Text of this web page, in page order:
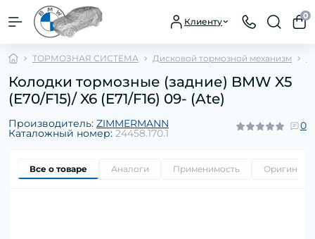
Клиенту
0
ТОРМОЗНАЯ СИСТЕМА Дисковой тормозной механизм
Колодки тормозные (задние) BMW X5
(E70/F15)/ X6 (E71/F16) 09- (Ate)
Производитель: ZIMMERMANN
Каталожный номер: 24458.170.1
0
Все о товаре Аналоги Применимость